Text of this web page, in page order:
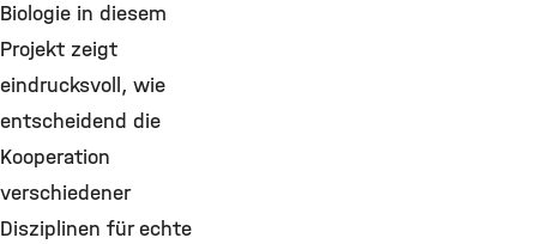
Biologie in diesem
Projekt zeigt
eindrucksvoll, wie
entscheidend die
Kooperation
verschiedener
Disziplinen für echte